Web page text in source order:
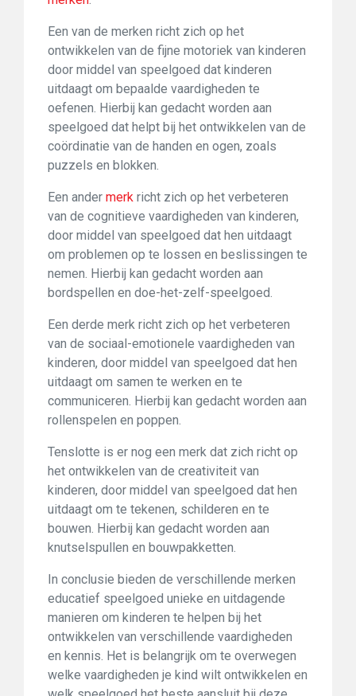
Een van de merken richt zich op het
ontwikkelen van de fijne motoriek van kinderen
door middel van speelgoed dat kinderen
uitdaagt om bepaalde vaardigheden te
oefenen. Hierbij kan gedacht worden aan
speelgoed dat helpt bij het ontwikkelen van de
coördinatie van de handen en ogen, zoals
puzzels en blokken.
Een ander merk richt zich op het verbeteren
van de cognitieve vaardigheden van kinderen,
door middel van speelgoed dat hen uitdaagt
om problemen op te lossen en beslissingen te
nemen. Hierbij kan gedacht worden aan
bordspellen en doe-het-zelf-speelgoed.
Een derde merk richt zich op het verbeteren
van de sociaal-emotionele vaardigheden van
kinderen, door middel van speelgoed dat hen
uitdaagt om samen te werken en te
communiceren. Hierbij kan gedacht worden aan
rollenspelen en poppen.
Tenslotte is er nog een merk dat zich richt op
het ontwikkelen van de creativiteit van
kinderen, door middel van speelgoed dat hen
uitdaagt om te tekenen, schilderen en te
bouwen. Hierbij kan gedacht worden aan
knutselspullen en bouwpakketten.
In conclusie bieden de verschillende merken
educatief speelgoed unieke en uitdagende
manieren om kinderen te helpen bij het
ontwikkelen van verschillende vaardigheden
en kennis. Het is belangrijk om te overwegen
welke vaardigheden je kind wilt ontwikkelen en